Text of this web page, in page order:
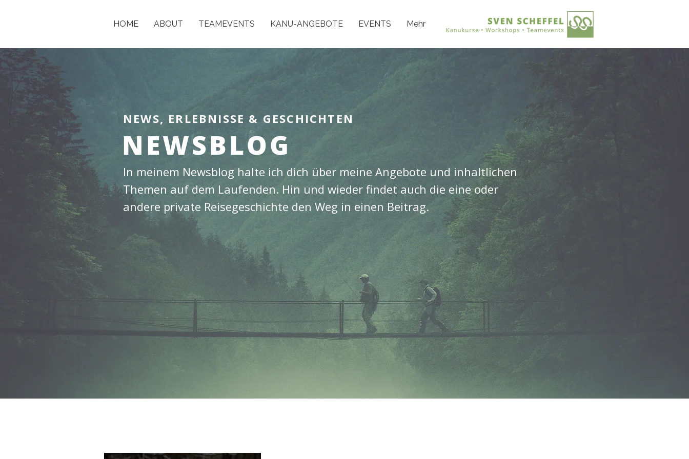
HOME ABOUT TEAMEVENTS KANU-ANGEBOTE EVENTS Mehr
NEWS, ERLEBNISSE & GESCHICHTEN
NEWSBLOG
In meinem Newsblog halte ich dich über meine Angebote und inhaltlichen
Themen auf dem Laufenden. Hin und wieder findet auch die eine oder
andere private Reisegeschichte den Weg in einen Beitrag.